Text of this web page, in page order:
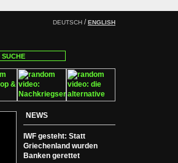
DEUTSCH /ENGLISH
NEWS
IWF gesteht: Statt
Griechenland wurden
Banken gerettet